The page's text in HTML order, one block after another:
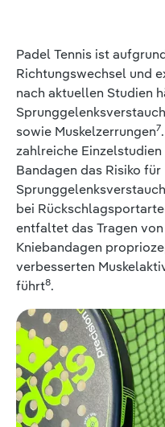
Padel Tennis ist
Richtungswechsel und
nach aktuellen Studien
sowie Muskelzerrungen7
zahlreiche
Bandagen das Risiko für
bei
entfaltet das Tragen
Kniebandagen
verbesserten
führt8.